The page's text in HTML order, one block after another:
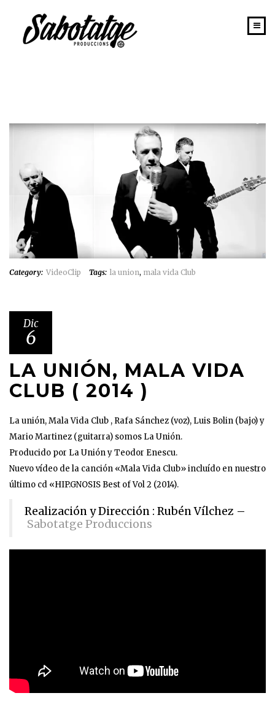
CONTACTO
Category: VideoClip Tags: la union, mala vida Club
Dic
6
LA UNIÓN, MALA VIDA
CLUB ( 2014 )
La unión, Mala Vida Club , Rafa Sánchez (voz), Luis Bolin (bajo) y
Mario Martinez (guitarra) somos La Unión.
Producido por La Unión y Teodor Enescu.
Nuevo vídeo de la canción «Mala Vida Club» incluído en nuestro
último cd «HIP.GNOSIS Best of Vol 2 (2014).
Realización y Dirección : Rubén Vílchez –
Sabotatge Produccions